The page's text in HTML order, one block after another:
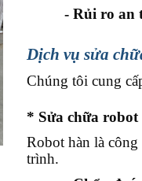
- Rủi ro an
Dịch vụ sửa
Chúng tôi cung
* Sửa chữa robot
Robot hàn là
trình.